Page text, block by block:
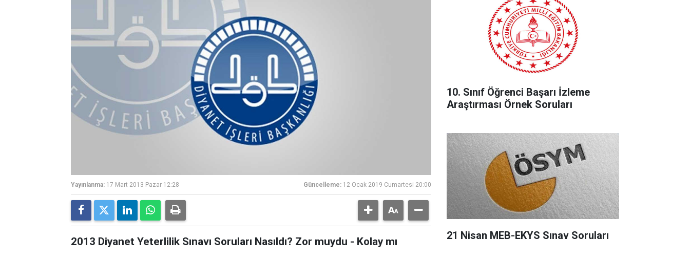
Yayınlanma: 17 Mart 2013 Pazar 12:28 Güncelleme: 12 Ocak 2019 Cumartesi 20:00
2013 Diyanet Yeterlilik Sınavı Soruları Nasıldı? Zor muydu - Kolay mı
10. Sınıf Öğrenci Başarı İzleme
Araştırması Örnek Soruları
21 Nisan MEB-EKYS Sınav Soruları